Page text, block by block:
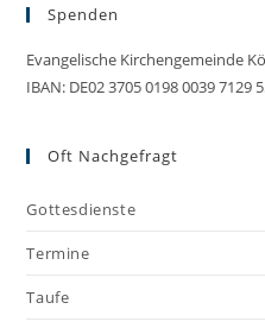
Spenden
Evangelische Kirchengemeinde
IBAN: DE02 3705 0198 0039 7129
Oft Nachgefragt
Gottesdienste
Termine
Taufe